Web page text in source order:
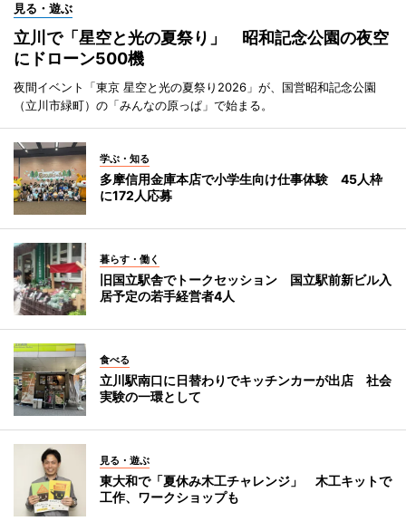
見る・遊ぶ
立川で「星空と光の夏祭り」 昭和記念公園の夜空
にドローン500機
夜間イベント「東京 星空と光の夏祭り2026」が、国営昭和記念公園
（立川市緑町）の「みんなの原っぱ」で始まる。
学ぶ・知る
多摩信用金庫本店で小学生向け仕事体験 45人枠
に172人応募
暮らす・働く
旧国立駅舎でトークセッション 国立駅前新ビル入
居予定の若手経営者4人
食べる
立川駅南口に日替わりでキッチンカーが出店 社会
実験の一環として
見る・遊ぶ
東大和で「夏休み木工チャレンジ」 木工キットで
工作、ワークショップも